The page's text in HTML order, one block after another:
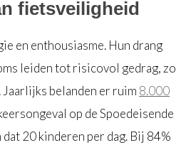
fietsveiligheid
en enthousiasme. Hun drang
leiden tot risicovol gedrag, zo
belanden er ruim 8.000
op de Spoedeisende
20 kinderen per dag. Bij 84%